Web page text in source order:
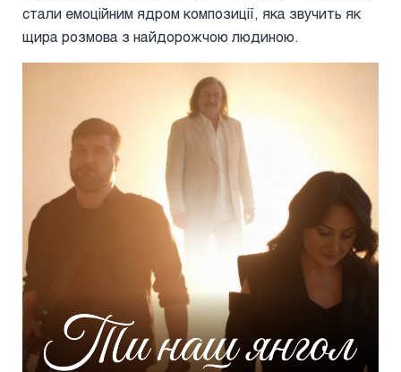
стали емоційним ядром композиції, яка звучить як
щира розмова з найдорожчою людиною.